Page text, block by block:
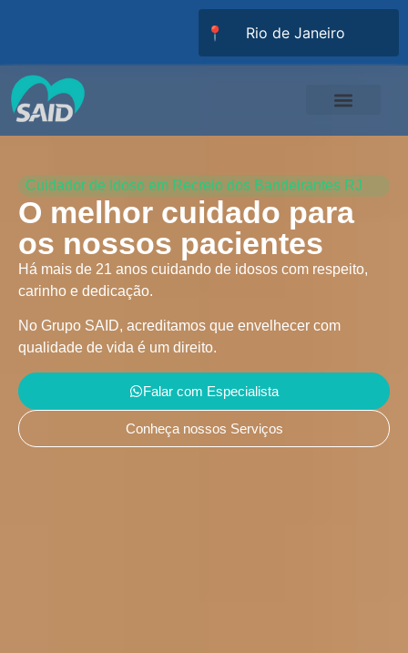
📍
Cuidador de Idoso em Recreio dos Bandeirantes RJ
O melhor cuidado para
os nossos pacientes
Há mais de 21 anos cuidando de idosos com respeito,
carinho e dedicação.
No Grupo SAID, acreditamos que envelhecer com
qualidade de vida é um direito.
Falar com Especialista
Conheça nossos Serviços